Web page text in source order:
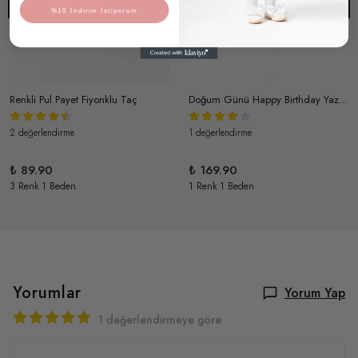
Renkli Pul Payet Fiyonklu Taç
2 değerlendirme
₺ 89.90
3 Renk 1 Beden
Doğum Günü Happy Birthday Yazılı Renkli Taç
1 değerlendirme
₺ 169.90
1 Renk 1 Beden
Yorumlar Yorum Yap
1 değerlendirmeye göre
%10 İndirim İstiyorum